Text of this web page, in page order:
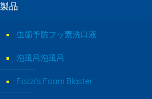
製品
虫歯予防フッ素洗口液
泡風呂泡風呂
Fozzi’s Foam Blaster